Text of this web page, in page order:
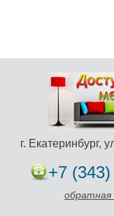
г. Екатеринбург,
+7
обратная